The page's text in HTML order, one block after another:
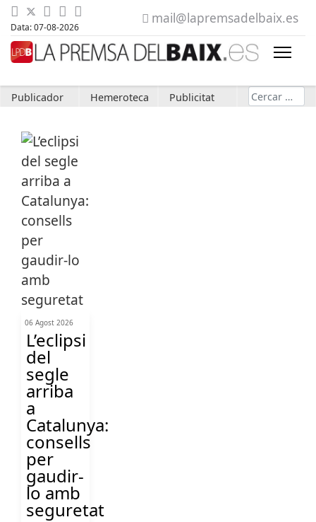
Data: 07-08-2026
mail@lapremsadelbaix.es
Publicador Hemeroteca Publicitat Cerca
06 Agost 2026
L’eclipsi
del
segle
arriba
a
Catalunya:
consells
per
gaudir-
lo amb
seguretat